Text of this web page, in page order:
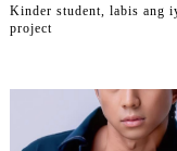
Kinder student, labis ang
project